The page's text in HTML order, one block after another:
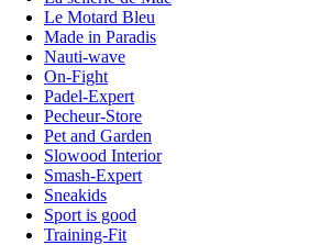
Le Motard Bleu
Made in Paradis
Nauti-wave
On-Fight
Padel-Expert
Pecheur-Store
Pet and Garden
Slowood Interior
Smash-Expert
Sneakids
Sport is good
Training-Fit